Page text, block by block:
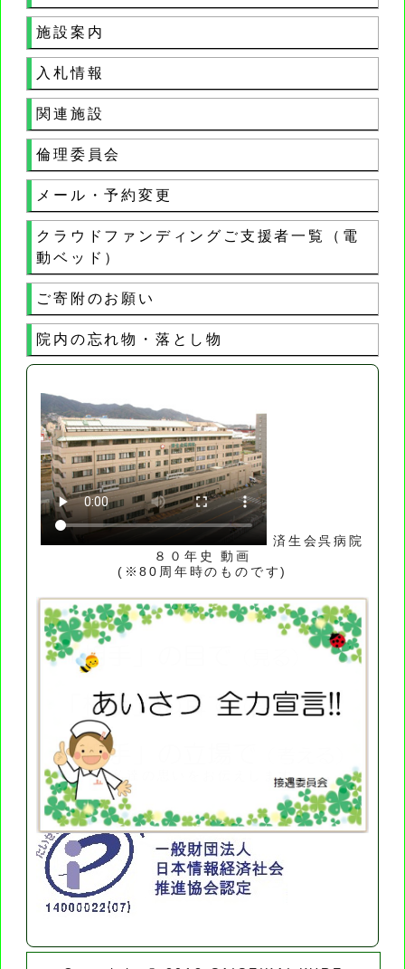
施設案内
入札情報
関連施設
倫理委員会
メール・予約変更
クラウドファンディングご支援者一覧（電
動ベッド）
ご寄附のお願い
院内の忘れ物・落とし物
済生会呉病院
８０年史 動画
(※80周年時のものです)
「私達の思いをお伝えします」